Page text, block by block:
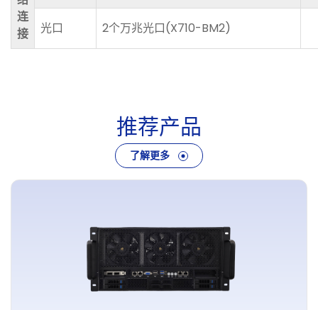
连
接
光口 2个万兆光口(X710-BM2)
推荐产品
了解更多